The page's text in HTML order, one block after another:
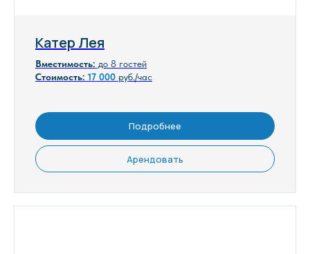
Катер Лея
Вместимость: до 8 гостей
Стоимость: 17 000 руб./час
Подробнее
Арендовать